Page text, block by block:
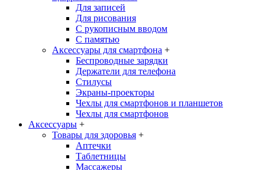
Для записей
Для рисования
С рукописным вводом
С памятью
Аксессуары для смартфона +
Беспроводные зарядки
Держатели для телефона
Стилусы
Экраны-проекторы
Чехлы для смартфонов и планшетов
Чехлы для смартфонов
Аксессуары +
Товары для здоровья +
Аптечки
Таблетницы
Массажеры